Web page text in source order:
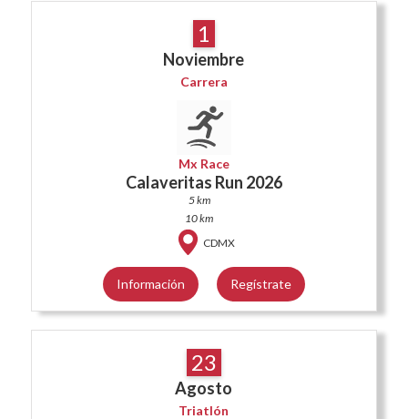
1
Noviembre
Carrera
Mx Race
Calaveritas Run 2026
5 km
10 km
CDMX
Información Regístrate
23
Agosto
Triatlón